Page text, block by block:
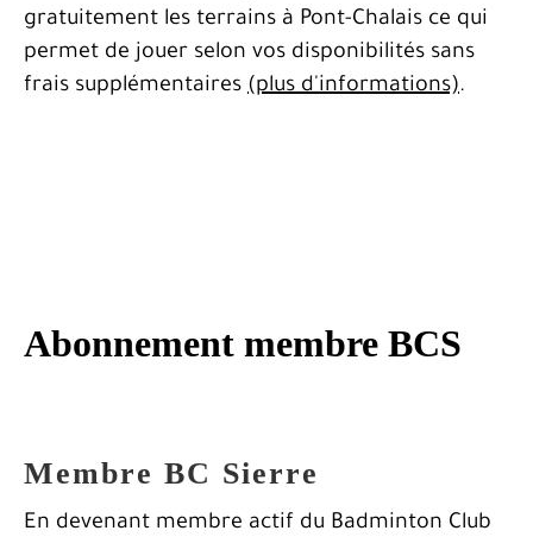
gratuitement les terrains à Pont-Chalais ce qui
permet de jouer selon vos disponibilités sans
frais supplémentaires (plus d'informations).
Abonnement membre BCS
Membre BC Sierre
En devenant membre actif du Badminton Club